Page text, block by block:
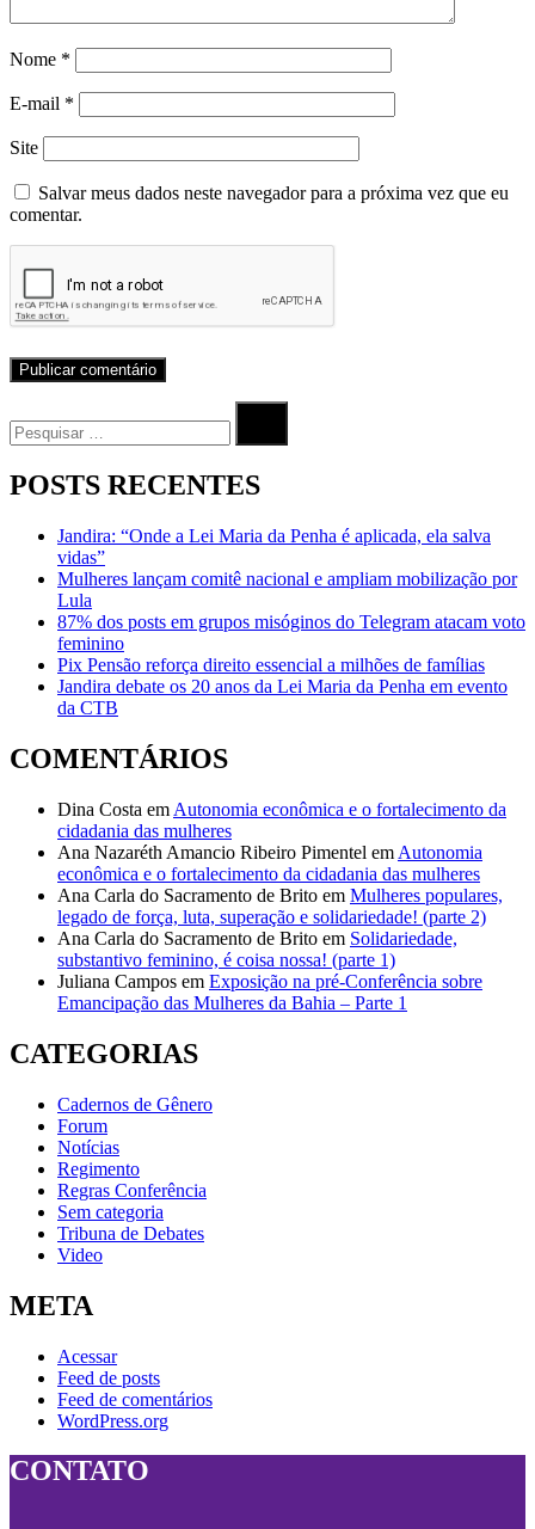
Nome *
E-mail *
Site
Salvar meus dados neste navegador para a próxima vez que eu
comentar.
por:
Procurar
POSTS RECENTES
Jandira: “Onde a Lei Maria da Penha é aplicada, ela salva
vidas”
Mulheres lançam comitê nacional e ampliam mobilização por
Lula
87% dos posts em grupos misóginos do Telegram atacam voto
feminino
Pix Pensão reforça direito essencial a milhões de famílias
Jandira debate os 20 anos da Lei Maria da Penha em evento
da CTB
COMENTÁRIOS
Dina Costa em Autonomia econômica e o fortalecimento da
cidadania das mulheres
Ana Nazaréth Amancio Ribeiro Pimentel em Autonomia
econômica e o fortalecimento da cidadania das mulheres
Ana Carla do Sacramento de Brito em Mulheres populares,
legado de força, luta, superação e solidariedade! (parte 2)
Ana Carla do Sacramento de Brito em Solidariedade,
substantivo feminino, é coisa nossa! (parte 1)
Juliana Campos em Exposição na pré-Conferência sobre
Emancipação das Mulheres da Bahia – Parte 1
CATEGORIAS
Cadernos de Gênero
Forum
Notícias
Regimento
Regras Conferência
Sem categoria
Tribuna de Debates
Video
META
Acessar
Feed de posts
Feed de comentários
WordPress.org
CONTATO